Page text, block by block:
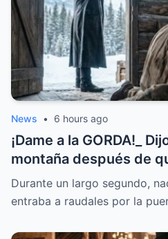
inesperado encuentro.
News • 6 hours ago
¡Dame a la GORDA!_
montaña después de
novias por correo M1
Durante un largo segundo,
entraba a raudales por la